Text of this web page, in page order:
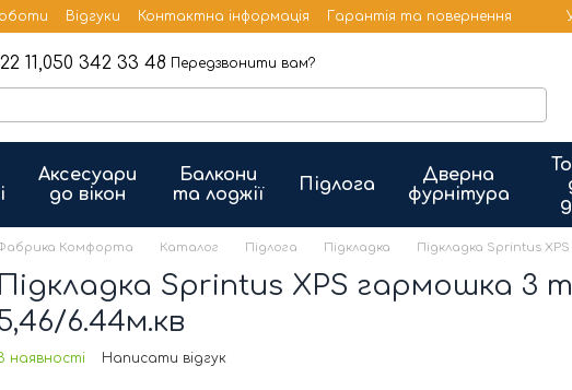
Відгуки Контактна інформація
Гарантія та повернення
11,050 342 33 48 Передзвонити вам?
Аксесуари
до вікон
Балкони
та лоджії
Підлога
Дверна
фурнітура
Комфорта Каталог Підлога Підкладка Підкладка Sprintus
Підкладка Sprintus XPS гармошка 3
6.44м.кв
наявності Написати відгук